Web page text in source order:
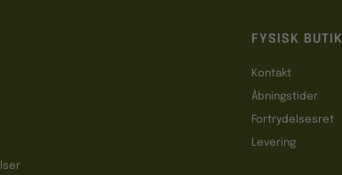
FYSISK BUTIK
Kontakt
Åbningstider
Fortrydelsesret
Levering